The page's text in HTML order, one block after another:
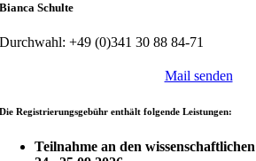
Bianca Schulte
Durchwahl: +49 (0)341 30 88 84-71
Mail senden
Die Registrierungsgebühr enthält folgende Leistungen:
Teilnahme an den